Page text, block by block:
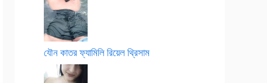
যৌন কাতর ফ্যামিলি রিয়েল থ্রিসাম